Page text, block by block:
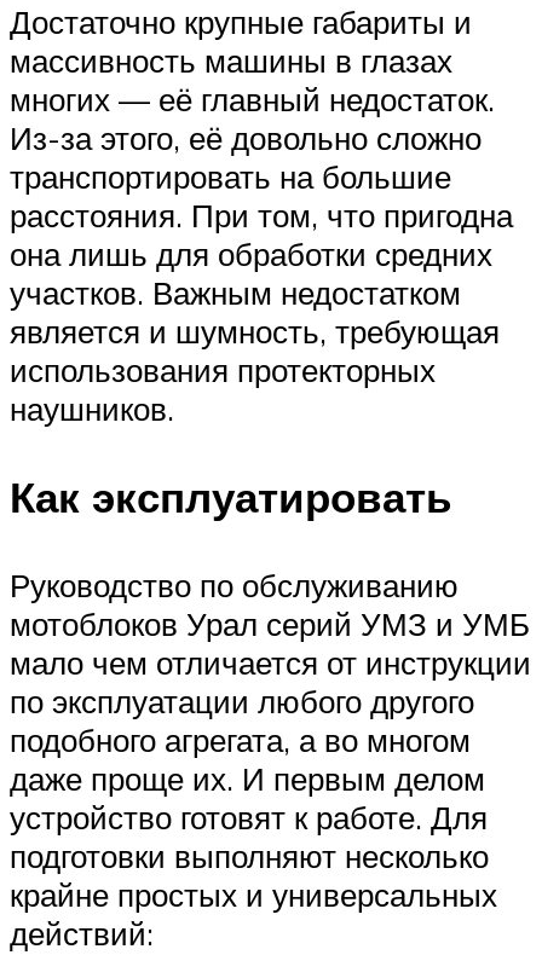
Достаточно крупные габариты и
массивность машины в глазах
многих — её главный недостаток.
Из-за этого, её довольно сложно
транспортировать на большие
расстояния. При том, что пригодна
она лишь для обработки средних
участков. Важным недостатком
является и шумность, требующая
использования протекторных
наушников.
Как эксплуатировать
Руководство по обслуживанию
мотоблоков Урал серий УМЗ и УМБ
мало чем отличается от инструкции
по эксплуатации любого другого
подобного агрегата, а во многом
даже проще их. И первым делом
устройство готовят к работе. Для
подготовки выполняют несколько
крайне простых и универсальных
действий: